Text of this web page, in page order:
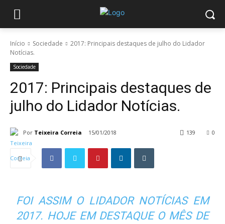
Início Sociedade
2017: Principais destaques de julho do Lidador
Notícias.
Sociedade
2017: Principais destaques de
julho do Lidador Notícias.
Por Teixeira Correia 15/01/2018 0
139
FOI ASSIM O LIDADOR NOTÍCIAS EM
2017. HOJE EM DESTAQUE O MÊS DE